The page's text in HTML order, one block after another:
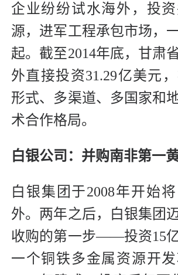
企业纷纷试水海外，投
源，进军工程承包市场，
起。截至2014年底，甘肃
外直接投资31.29亿美元
形式、多渠道、多国家和
术合作格局。
白银公司：并购南非第一
白银集团于2008年开始
外。两年之后，白银集团
收购的第一步——投资15
一个铜铁多金属资源开